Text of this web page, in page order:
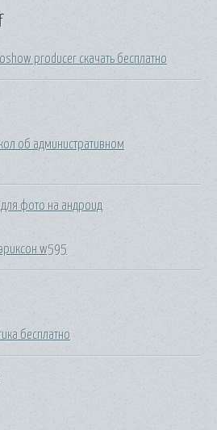
producer скачать бесплатно
об административном
фото на андроид
w595
бесплатно